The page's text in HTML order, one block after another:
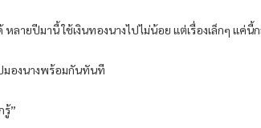
หลายปีมานี้ ใช้เงินทองนางไปไม่น้อย แต่เรื่องเล็กๆ แค่นี้
มองนางพร้อมกันทันที
รู้”